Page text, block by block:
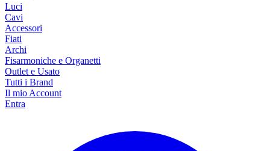
Luci
Cavi
Accessori
Fiati
Archi
Fisarmoniche e Organetti
Outlet e Usato
Tutti i Brand
Il mio Account
Entra